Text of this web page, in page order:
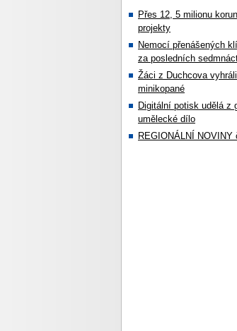
Přes 12, 5 milionu
projekty
Nemocí přenášených
za posledních
Žáci z Duchcova
minikopané
Digitální potisk udělá z
umělecké dílo
REGIONÁLNÍ NOVINY